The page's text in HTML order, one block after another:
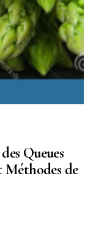
Queues
Méthodes de